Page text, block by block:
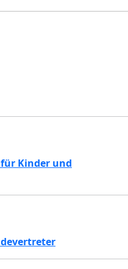
Kinder und